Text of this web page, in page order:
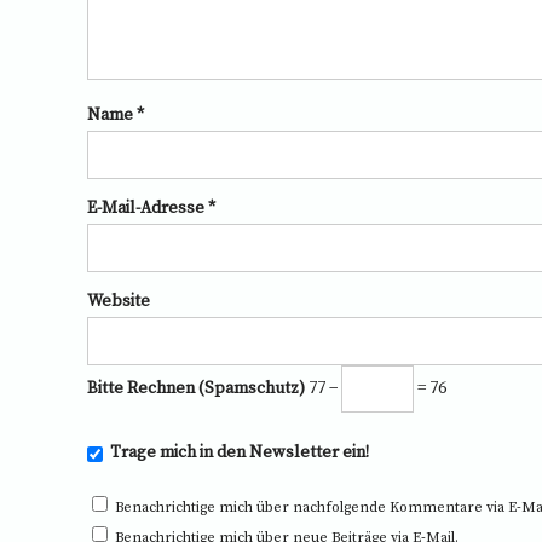
Name*
E-Mail-Adresse*
Website
Bitte Rechnen (Spamschutz) 77 − = 76
Trage mich in den Newsletter ein!
Benachrichtige mich über nachfolgende Kommentare via E-
Benachrichtige mich über neue Beiträge via E-Mail.